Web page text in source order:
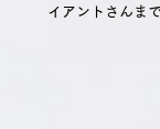
イアントさんま